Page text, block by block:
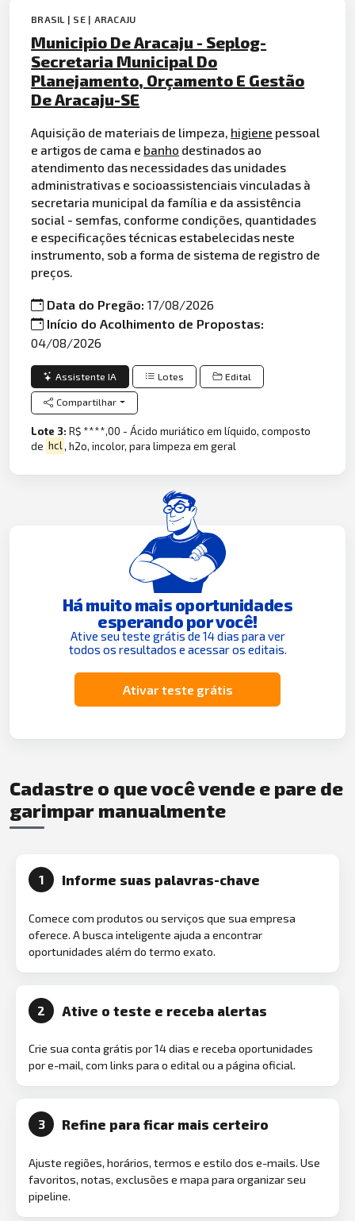
BRASIL | SE | ARACAJU
Municipio De Aracaju - Seplog-
Secretaria Municipal Do
Planejamento, Orçamento E Gestão
De Aracaju-SE
Aquisição de materiais de limpeza, higiene pessoal
e artigos de cama e banho destinados ao
atendimento das necessidades das unidades
administrativas e socioassistenciais vinculadas à
secretaria municipal da família e da assistência
social - semfas, conforme condições, quantidades
e especificações técnicas estabelecidas neste
instrumento, sob a forma de sistema de registro de
preços.
Data do Pregão:17/08/2026
Início do Acolhimento de Propostas:
04/08/2026
Assistente IA Lotes Edital
Compartilhar
Lote 3:R$ ****,00 - Ácido muriático em líquido, composto
de hcl, h2o, incolor, para limpeza em geral
Há muito mais oportunidades
esperando por você!
Ative seu teste grátis de 14 dias para ver
todos os resultados e acessar os editais.
Ativar teste grátis
Cadastre o que você vende e pare de
garimpar manualmente
1 Informe suas palavras-chave
Comece com produtos ou serviços que sua empresa
oferece. A busca inteligente ajuda a encontrar
oportunidades além do termo exato.
2 Ative o teste e receba alertas
Crie sua conta grátis por 14 dias e receba oportunidades
por e-mail, com links para o edital ou a página oficial.
3 Refine para ficar mais certeiro
Ajuste regiões, horários, termos e estilo dos e-mails. Use
favoritos, notas, exclusões e mapa para organizar seu
pipeline.